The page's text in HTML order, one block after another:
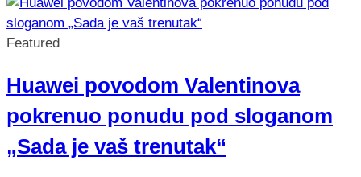
Featured
Huawei povodom Valentinova
pokrenuo ponudu pod sloganom
„Sada je vaš trenutak“